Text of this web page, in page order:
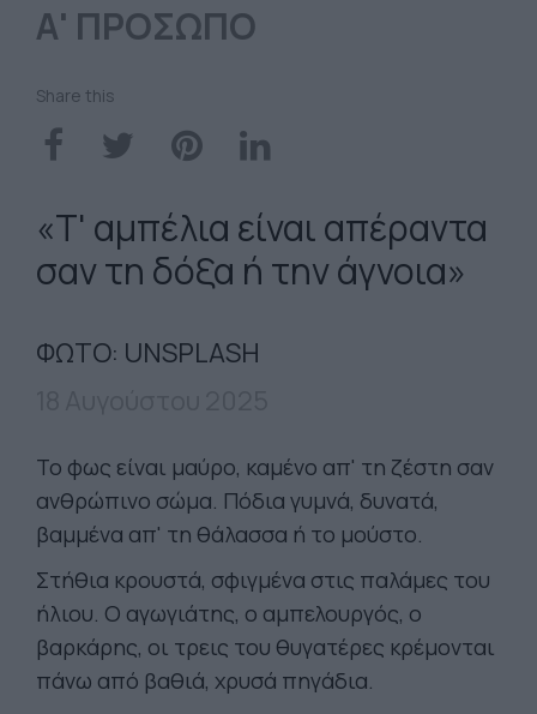
Α' ΠΡΟΣΩΠΟ
Share this
«Τ' αμπέλια είναι απέραντα
σαν τη δόξα ή την άγνοια»
ΦΩΤΟ: UNSPLASH
Το φως είναι μαύρο, καμένο απ' τη ζέστη σαν
ανθρώπινο σώμα. Πόδια γυμνά, δυνατά,
βαμμένα απ' τη θάλασσα ή το μούστο.
Στήθια κρουστά, σφιγμένα στις παλάμες του
ήλιου. Ο αγωγιάτης, ο αμπελουργός, ο
βαρκάρης, οι τρεις του θυγατέρες κρέμονται
πάνω από βαθιά, χρυσά πηγάδια.